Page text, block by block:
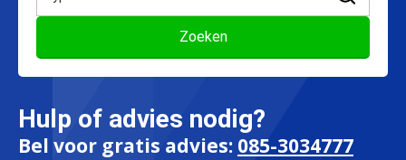
Hulp of advies nodig?
Bel voor gratis advies: 085-3034777